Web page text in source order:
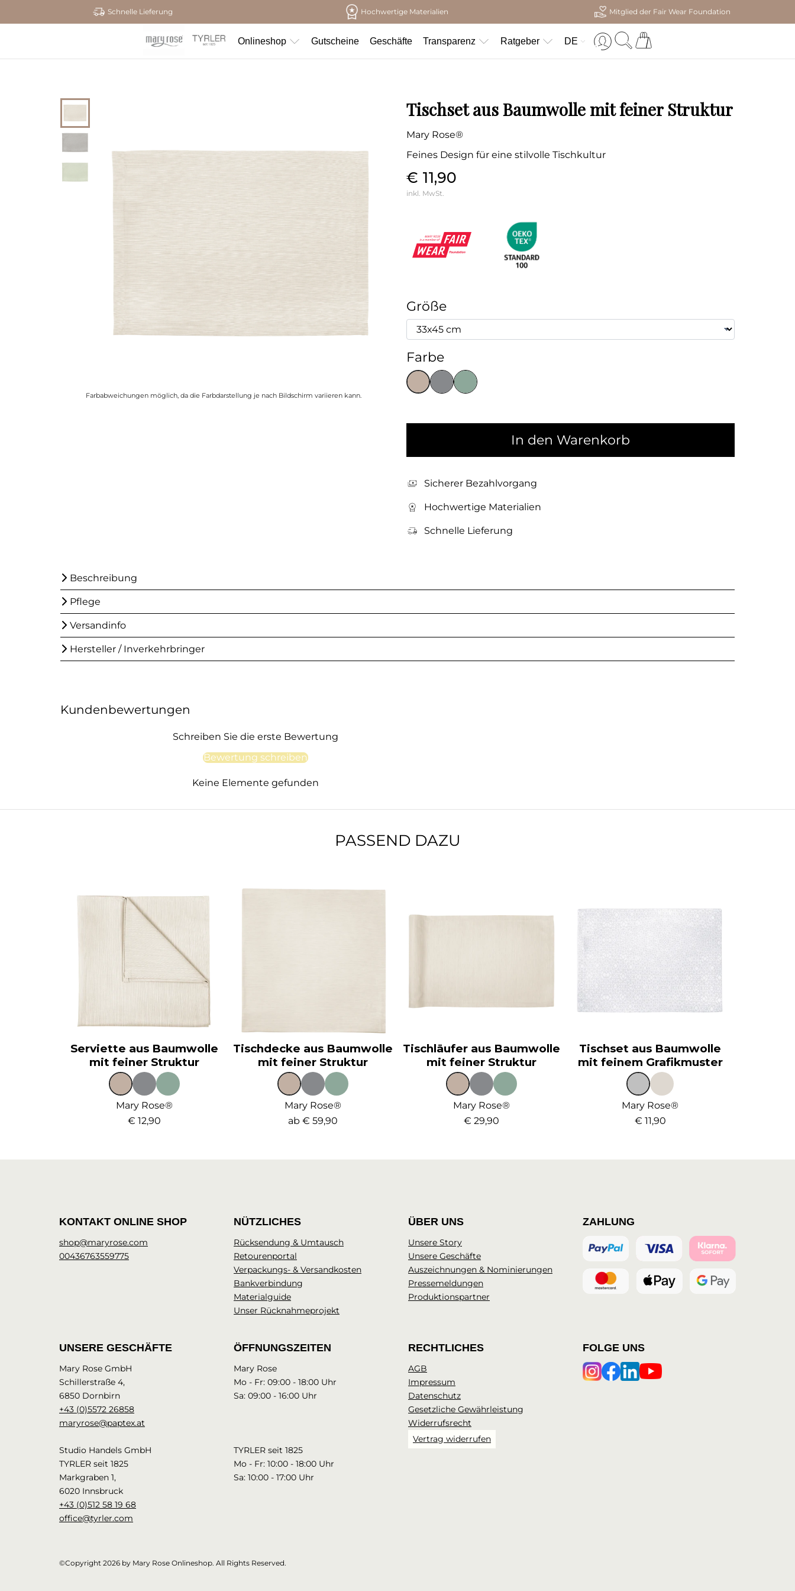
Schnelle Lieferung Hochwertige Materialien Mitglied der Fair Wear Foundation
Onlineshop Gutscheine Geschäfte Transparenz Ratgeber DE
Farbabweichungen möglich, da die Farbdarstellung je nach Bildschirm variieren kann.
Tischset aus Baumwolle mit feiner Struktur
Mary Rose®
Feines Design für eine stilvolle Tischkultur
€ 11,90
inkl. MwSt.
Größe
Farbe
In den Warenkorb
Sicherer Bezahlvorgang
Hochwertige Materialien
Schnelle Lieferung
Beschreibung
Pflege
Versandinfo
Hersteller / Inverkehrbringer
Kundenbewertungen
Schreiben Sie die erste Bewertung
Bewertung schreiben
Keine Elemente gefunden
PASSEND DAZU
Serviette aus Baumwolle
mit feiner Struktur
Mary Rose®
€ 12,90
Tischdecke aus Baumwolle
mit feiner Struktur
Mary Rose®
ab€ 59,90
Tischläufer aus Baumwolle
mit feiner Struktur
Mary Rose®
€ 29,90
Tischset aus Baumwolle
mit feinem Grafikmuster
Mary Rose®
€ 11,90
KONTAKT ONLINE SHOP
shop@maryrose.com
00436763559775
NÜTZLICHES
Rücksendung & Umtausch
Retourenportal
Verpackungs- & Versandkosten
Bankverbindung
Materialguide
Unser Rücknahmeprojekt
ÜBER UNS
Unsere Story
Unsere Geschäfte
Auszeichnungen & Nominierungen
Pressemeldungen
Produktionspartner
ZAHLUNG
UNSERE GESCHÄFTE
Mary Rose GmbH
Schillerstraße 4,
6850 Dornbirn
+43 (0)5572 26858
maryrose@paptex.at
Studio Handels GmbH
TYRLER seit 1825
Markgraben 1,
6020 Innsbruck
+43 (0)512 58 19 68
office@tyrler.com
ÖFFNUNGSZEITEN
Mary Rose
Mo - Fr: 09:00 - 18:00 Uhr
Sa: 09:00 - 16:00 Uhr
TYRLER seit 1825
Mo - Fr: 10:00 - 18:00 Uhr
Sa: 10:00 - 17:00 Uhr
RECHTLICHES
AGB
Impressum
Datenschutz
Gesetzliche Gewährleistung
Widerrufsrecht
Vertrag widerrufen
FOLGE UNS
©Copyright 2026 by Mary Rose Onlineshop. All Rights Reserved.